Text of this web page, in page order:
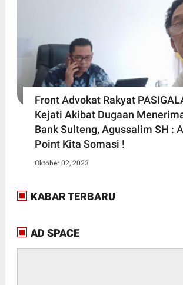
Front Advokat Rakyat
Kejati Akibat Dugaan
Bank Sulteng, Agussalim SH :
Point Kita Somasi !
Oktober 02, 2023
KABAR TERBARU
AD SPACE